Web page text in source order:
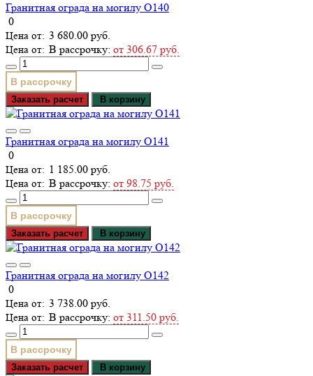
Гранитная ограда на могилу О140
0
3 680.00 руб.
В рассрочку: от 306.67 руб.
В рассрочку
Заказать расчет В корзину
Гранитная ограда на могилу О141
0
1 185.00 руб.
В рассрочку: от 98.75 руб.
В рассрочку
Заказать расчет В корзину
Гранитная ограда на могилу О142
0
3 738.00 руб.
В рассрочку: от 311.50 руб.
В рассрочку
Заказать расчет В корзину